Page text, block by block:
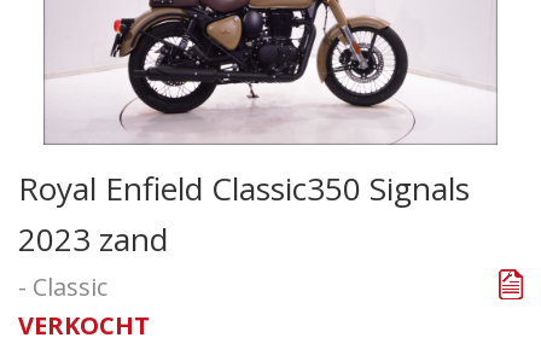
Royal Enfield Classic350 Signals
2023 zand
- Classic
VERKOCHT